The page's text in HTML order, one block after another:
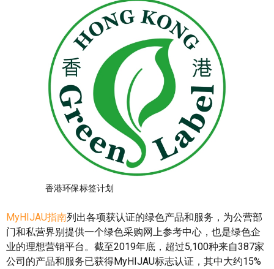
香港环保标签计划
MyHIJAU指南列出各项获认证的绿色产品和服务，为公营部
门和私营界别提供一个绿色采购网上参考中心，也是绿色企
业的理想营销平台。截至2019年底，超过5,100种来自387家
公司的产品和服务已获得MyHIJAU标志认证，其中大约15%